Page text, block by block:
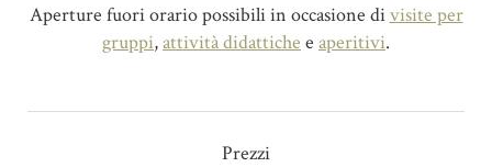
Aperture fuori orario possibili in occasione divisite per
gruppi,attività didattiche e aperitivi.
Prezzi